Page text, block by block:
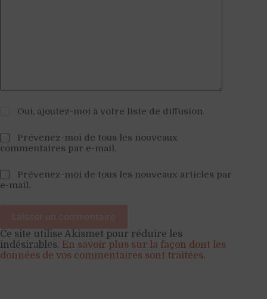
Oui, ajoutez-moi à votre liste de diffusion.
Prévenez-moi de tous les nouveaux
commentaires par e-mail.
Prévenez-moi de tous les nouveaux articles par
e-mail.
Laisser un commentaire
Ce site utilise Akismet pour réduire les
indésirables. En savoir plus sur la façon dont les
données de vos commentaires sont traitées.